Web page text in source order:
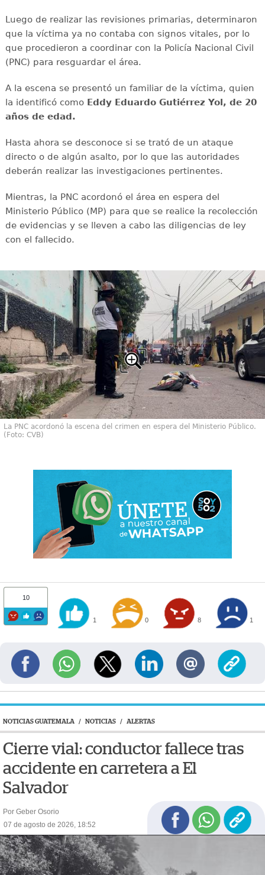
Luego de realizar las revisiones primarias, determinaron
que la víctima ya no contaba con signos vitales, por lo
que procedieron a coordinar con la Policía Nacional Civil
(PNC) para resguardar el área.
A la escena se presentó un familiar de la víctima, quien
la identificó como Eddy Eduardo Gutiérrez Yol, de 20
años de edad.
Hasta ahora se desconoce si se trató de un ataque
directo o de algún asalto, por lo que las autoridades
deberán realizar las investigaciones pertinentes.
Mientras, la PNC acordonó el área en espera del
Ministerio Público (MP) para que se realice la recolección
de evidencias y se lleven a cabo las diligencias de ley
con el fallecido.
La PNC acordonó la escena del crimen en espera del Ministerio Público.
(Foto: CVB)
10
1 0 8 1
NOTICIAS GUATEMALA / NOTICIAS / ALERTAS
Cierre vial: conductor fallece tras
accidente en carretera a El
Salvador
Por Geber Osorio
07 de agosto de 2026, 18:52